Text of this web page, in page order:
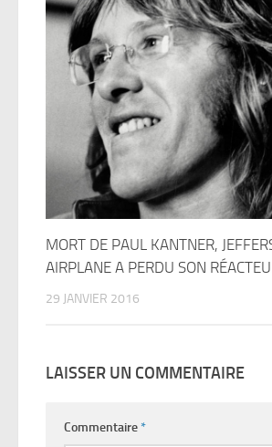
MORT DE PAUL KANTNER,
AIRPLANE A PERDU SON
29 JANVIER 2016
LAISSER UN COMMENTAIRE
Commentaire*